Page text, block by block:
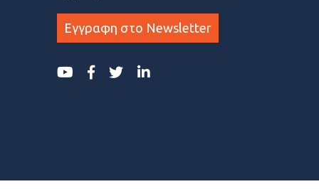
Εγγραφη στο Newsletter